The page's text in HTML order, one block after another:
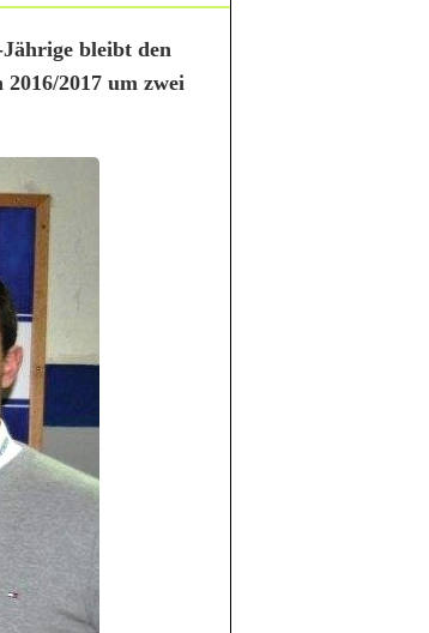
bleibt den
2017 um zwei